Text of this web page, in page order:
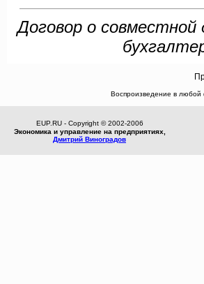
Договор о совместной
Воспроизведение в любой
EUP.RU - Copyright © 2002-2006
Экономика и управление на предприятиях,
Дмитрий Виноградов